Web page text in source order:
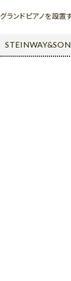
グランドピアノを設置